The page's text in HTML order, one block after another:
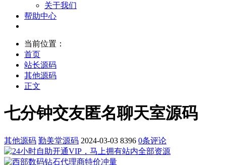
关于我们
帮助中心
当前位置：
首页
站长源码
其他源码
正文
七分钟交友匿名聊天室源码
其他源码 勤美堂源码 2024-03-03 8396 0条评论